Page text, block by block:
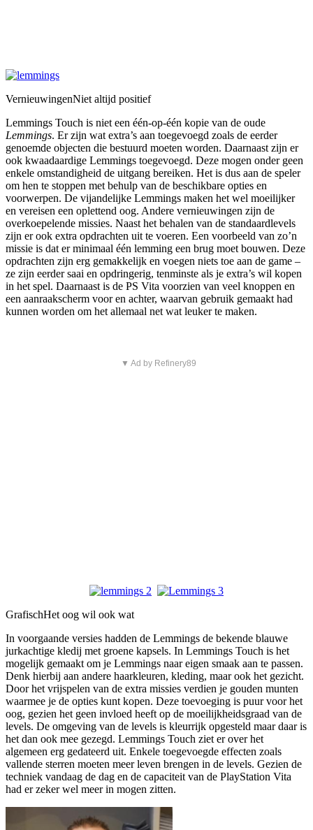
VernieuwingenNiet altijd positief
Lemmings Touch is niet een één-op-één kopie van de oude
Lemmings. Er zijn wat extra’s aan toegevoegd zoals de eerder
genoemde objecten die bestuurd moeten worden. Daarnaast zijn er
ook kwaadaardige Lemmings toegevoegd. Deze mogen onder geen
enkele omstandigheid de uitgang bereiken. Het is dus aan de speler
om hen te stoppen met behulp van de beschikbare opties en
voorwerpen. De vijandelijke Lemmings maken het wel moeilijker
en vereisen een oplettend oog. Andere vernieuwingen zijn de
overkoepelende missies. Naast het behalen van de standaardlevels
zijn er ook extra opdrachten uit te voeren. Een voorbeeld van zo’n
missie is dat er minimaal één lemming een brug moet bouwen. Deze
opdrachten zijn erg gemakkelijk en voegen niets toe aan de game –
ze zijn eerder saai en opdringerig, tenminste als je extra’s wil kopen
in het spel. Daarnaast is de PS Vita voorzien van veel knoppen en
een aanraakscherm voor en achter, waarvan gebruik gemaakt had
kunnen worden om het allemaal net wat leuker te maken.
▼ Ad by Refinery89
GrafischHet oog wil ook wat
In voorgaande versies hadden de Lemmings de bekende blauwe
jurkachtige kledij met groene kapsels. In Lemmings Touch is het
mogelijk gemaakt om je Lemmings naar eigen smaak aan te passen.
Denk hierbij aan andere haarkleuren, kleding, maar ook het gezicht.
Door het vrijspelen van de extra missies verdien je gouden munten
waarmee je de opties kunt kopen. Deze toevoeging is puur voor het
oog, gezien het geen invloed heeft op de moeilijkheidsgraad van de
levels. De omgeving van de levels is kleurrijk opgesteld maar daar is
het dan ook mee gezegd. Lemmings Touch ziet er over het
algemeen erg gedateerd uit. Enkele toegevoegde effecten zoals
vallende sterren moeten meer leven brengen in de levels. Gezien de
techniek vandaag de dag en de capaciteit van de PlayStation Vita
had er zeker wel meer in mogen zitten.